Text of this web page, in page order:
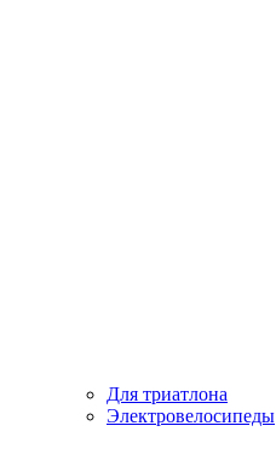
Для триатлона
Электровелосипеды